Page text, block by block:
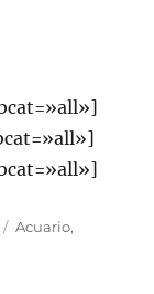
Etiquetas
Acuario,